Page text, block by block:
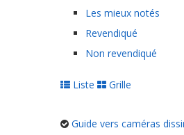
Les mieux notés
Revendiqué
Non revendiqué
Liste Grille
Guide vers caméras